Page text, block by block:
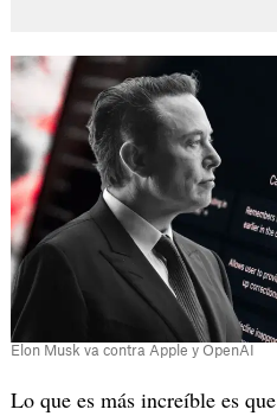
Elon Musk va contra Apple y OpenAI
Lo que es más increíble es que